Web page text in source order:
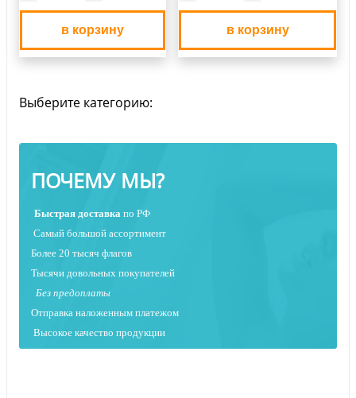
в корзину в корзину
Выберите категорию:
ПОЧЕМУ МЫ?
Быстрая доставка по РФ
Самый большой ассортимент
Более 20 тысяч флагов
Тысячи довольных покупателей
Без предоплаты
Отправка наложенным платежом
Высокое качество продукции